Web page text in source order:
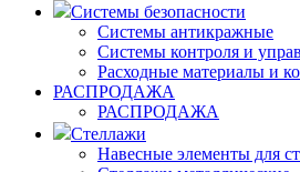
Системы безопасности
Системы антикражные
Системы контроля и
Расходные материалы и
РАСПРОДАЖА
РАСПРОДАЖА
Стеллажи
Навесные элементы для